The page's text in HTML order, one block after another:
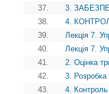
37.
3.
38.
4.
39.
Лекція 7.
40.
Лекція 7.
41.
2. Оцінка
42.
3.
43.
4.